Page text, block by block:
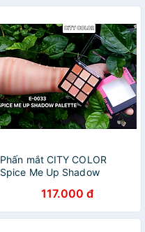
Phấn mắt CITY COLOR
Spice Me Up Shadow
117.000 đ